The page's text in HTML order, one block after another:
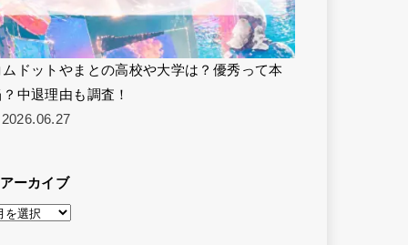
ムドットやまとの高校や大学は？優秀って本
？中退理由も調査！
2026.06.27
アーカイブ